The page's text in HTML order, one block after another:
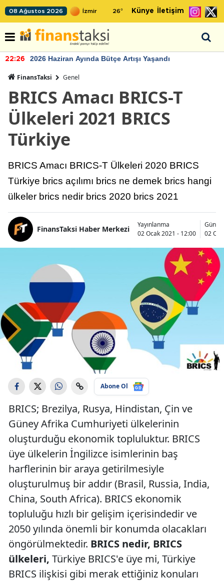
08 Ağustos 2026 26° Künye İletişim
22:26 2026 Haziran Ayında Bütçe Artışı Yaşandı
FinansTaksi Genel
BRICS Amacı BRICS-T
Ülkeleri 2021 BRICS
Türkiye
BRICS Amacı BRICS-T Ülkeleri 2020 BRICS
Türkiye brics açılımı brics ne demek brics hangi
ülkeler brics nedir brics 2020 brics 2021
FinansTaksi Haber Merkezi
Yayınlanma
02 Ocak 2021 - 12:00
02
Abone Ol
BRICS; Brezilya, Rusya, Hindistan, Çin ve
Güney Afrika Cumhuriyeti ülkelerinin
oluşturduğu ekonomik topluluktur. BRICS
üye ülkelerin İngilizce isimlerinin baş
harflerinin bir araya getirilmesiyle
oluşturulmuş bir addır (Brasil, Russia, India,
China, South Africa). BRICS ekonomik
topluluğu hızlı bir gelişim içerisindedir ve
2050 yılında önemli bir konumda olacakları
öngörülmektedir. BRICS nedir, BRICS
ülkeleri, Türkiye BRICS'e üye mi, Türkiye
BRICS ilişkisi gibi merak ettiğiniz konuları